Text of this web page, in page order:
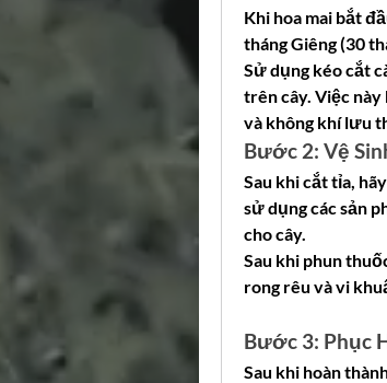
Khi hoa mai bắt
tháng Giêng (30
Sử dụng kéo cắt
trên cây. Việc này
và không khí lưu
Bước 2: Vệ
Sau khi cắt tỉa,
sử dụng các sản
cho cây.
Sau khi phun
rong rêu và vi
Bước 3: Phục
Sau khi hoàn